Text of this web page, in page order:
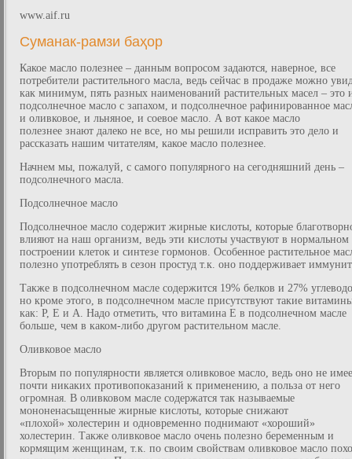
www.aif.ru
Суманак-рамзи баҳор
Какое масло полезнее – данным вопросом задаются, наверное, все
потребители растительного масла, ведь сейчас в продаже можно
как минимум, пять разных наименований растительных масел – это
подсолнечное масло с запахом, и подсолнечное рафинированное
и оливковое, и льняное, и соевое масло. А вот какое масло
полезнее знают далеко не все, но мы решили исправить это дело и
рассказать нашим читателям, какое масло полезнее.
Начнем мы, пожалуй, с самого популярного на сегодняшний день –
подсолнечного масла.
Подсолнечное масло
Подсолнечное масло содержит жирные кислоты, которые
влияют на наш организм, ведь эти кислоты участвуют в нормальном
построении клеток и синтезе гормонов. Особенное растительное
полезно употреблять в сезон простуд т.к. оно поддерживает
Также в подсолнечном масле содержится 19% белков и 27%
но кроме этого, в подсолнечном масле присутствуют такие
как: P, E и А. Надо отметить, что витамина E в подсолнечном масле
больше, чем в каком-либо другом растительном масле.
Оливковое масло
Вторым по популярности является оливковое масло, ведь оно не
почти никаких противопоказаний к применению, а польза от него
огромная. В оливковом масле содержатся так называемые
мононенасыщенные жирные кислоты, которые снижают
«плохой» холестерин и одновременно поднимают «хороший»
холестерин. Также оливковое масло очень полезно беременным и
кормящим женщинам, т.к. по своим свойствам оливковое масло